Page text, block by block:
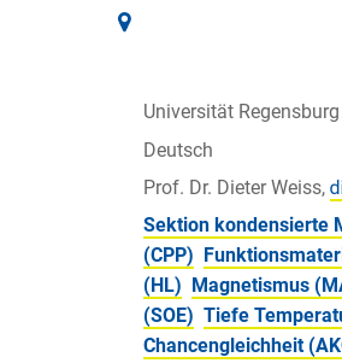
Universität
Deutsch
Prof. Dr. Dieter Weiss,
Sektion kondensierte
(CPP)
(HL)
Magnetismus
(SOE) Tiefe
Chancengleichheit